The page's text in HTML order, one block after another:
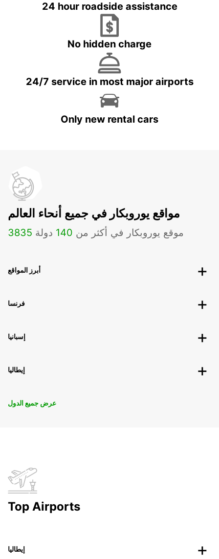
24 hour roadside assistance
No hidden charge
24/7 service in most major airports
Only new rental cars
مواقع يوروبكار في جميع أنحاء العالم
3835 موقع يوروبكار في أكثر من 140 دولة
أبرز المواقع
فرنسا
إسبانيا
إيطاليا
عرض جميع الدول
Top Airports
إيطاليا